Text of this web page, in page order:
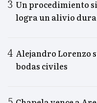
Un procedimiento
logra un alivio
Alejandro Lorenzo
bodas civiles